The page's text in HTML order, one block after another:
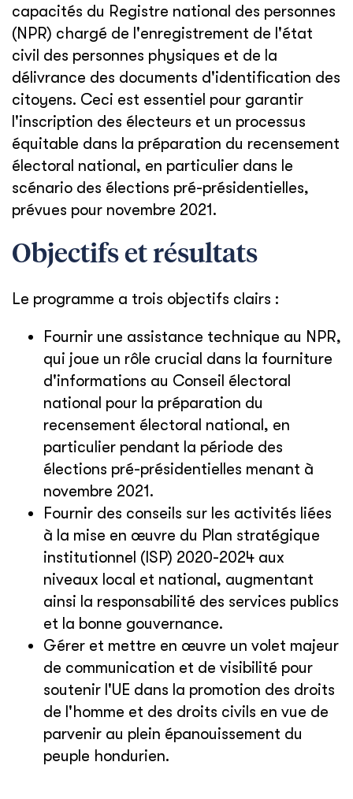
capacités du Registre national des personnes
(NPR) chargé de l'enregistrement de l'état
civil des personnes physiques et de la
délivrance des documents d'identification des
citoyens. Ceci est essentiel pour garantir
l'inscription des électeurs et un processus
équitable dans la préparation du recensement
électoral national, en particulier dans le
scénario des élections pré-présidentielles,
prévues pour novembre 2021.
Objectifs et résultats
Le programme a trois objectifs clairs :
Fournir une assistance technique au NPR,
qui joue un rôle crucial dans la fourniture
d'informations au Conseil électoral
national pour la préparation du
recensement électoral national, en
particulier pendant la période des
élections pré-présidentielles menant à
novembre 2021.
Fournir des conseils sur les activités liées
à la mise en œuvre du Plan stratégique
institutionnel (ISP) 2020-2024 aux
niveaux local et national, augmentant
ainsi la responsabilité des services publics
et la bonne gouvernance.
Gérer et mettre en œuvre un volet majeur
de communication et de visibilité pour
soutenir l'UE dans la promotion des droits
de l'homme et des droits civils en vue de
parvenir au plein épanouissement du
peuple hondurien.